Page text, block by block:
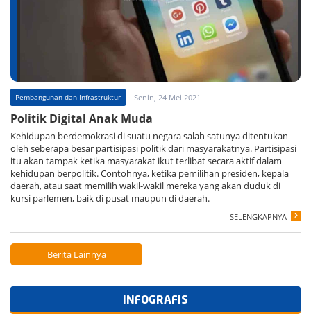
Pembangunan dan Infrastruktur Senin, 24 Mei 2021
Politik Digital Anak Muda
Kehidupan berdemokrasi di suatu negara salah satunya ditentukan
oleh seberapa besar partisipasi politik dari masyarakatnya. Partisipasi
itu akan tampak ketika masyarakat ikut terlibat secara aktif dalam
kehidupan berpolitik. Contohnya, ketika pemilihan presiden, kepala
daerah, atau saat memilih wakil-wakil mereka yang akan duduk di
kursi parlemen, baik di pusat maupun di daerah.
SELENGKAPNYA
Berita Lainnya
INFOGRAFIS